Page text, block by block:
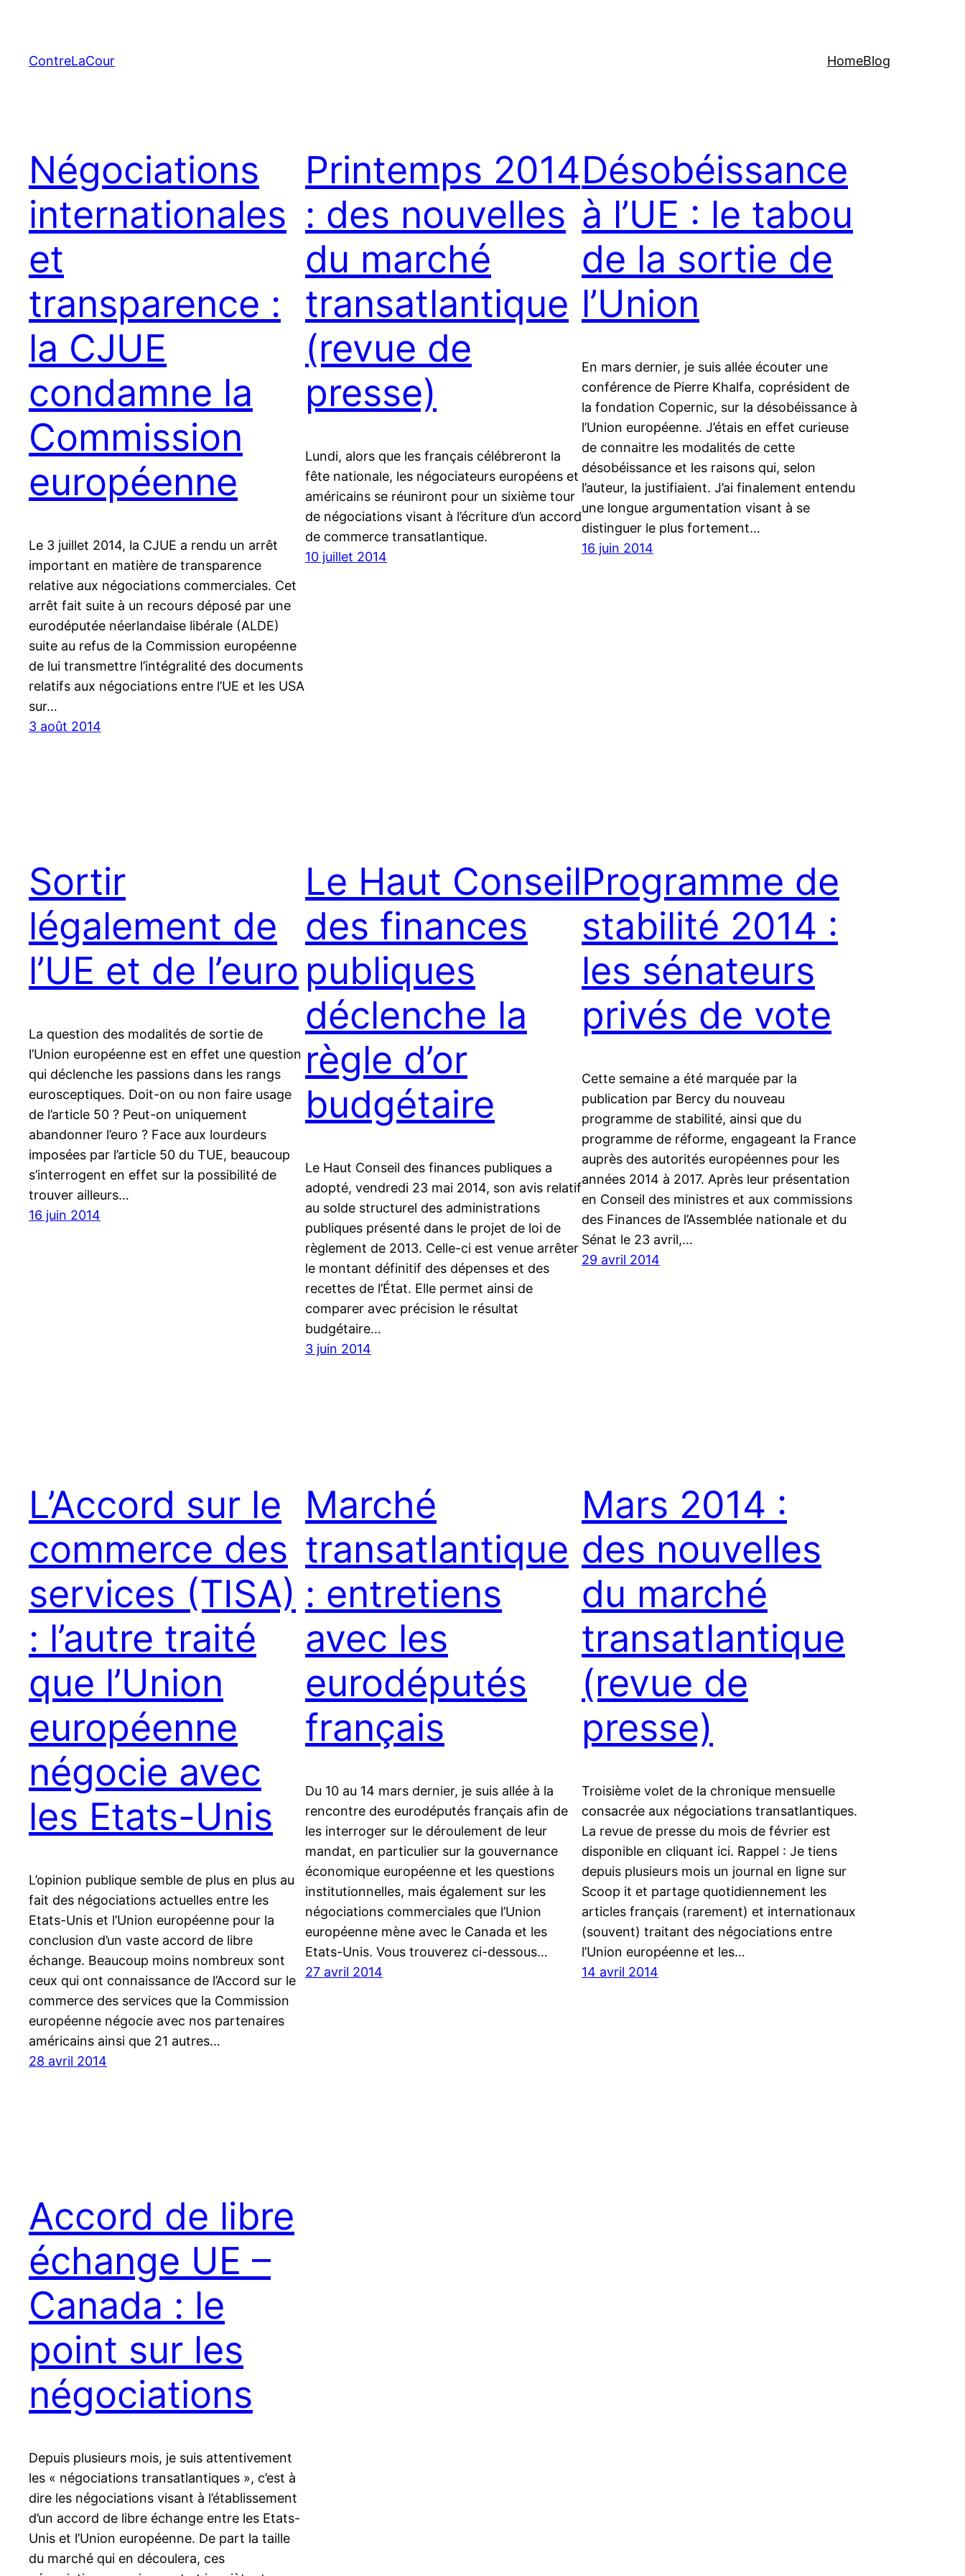
contenu
ContreLaCour HomeBlog
Négociations
internationales
et
transparence :
la CJUE
condamne la
Commission
européenne
Le 3 juillet 2014, la CJUE a rendu un arrêt
important en matière de transparence
relative aux négociations commerciales. Cet
arrêt fait suite à un recours déposé par une
eurodéputée néerlandaise libérale (ALDE)
suite au refus de la Commission européenne
de lui transmettre l’intégralité des documents
relatifs aux négociations entre l’UE et les USA
sur…
3 août 2014
Printemps 2014
: des nouvelles
du marché
transatlantique
(revue de
presse)
Lundi, alors que les français célébreront la
fête nationale, les négociateurs européens et
américains se réuniront pour un sixième tour
de négociations visant à l’écriture d’un accord
de commerce transatlantique.
10 juillet 2014
Désobéissance
à l’UE : le tabou
de la sortie de
l’Union
En mars dernier, je suis allée écouter une
conférence de Pierre Khalfa, coprésident de
la fondation Copernic, sur la désobéissance à
l’Union européenne. J’étais en effet curieuse
de connaitre les modalités de cette
désobéissance et les raisons qui, selon
l’auteur, la justifiaient. J’ai finalement entendu
une longue argumentation visant à se
distinguer le plus fortement…
16 juin 2014
Sortir
légalement de
l’UE et de l’euro
La question des modalités de sortie de
l’Union européenne est en effet une question
qui déclenche les passions dans les rangs
eurosceptiques. Doit-on ou non faire usage
de l’article 50 ? Peut-on uniquement
abandonner l’euro ? Face aux lourdeurs
imposées par l’article 50 du TUE, beaucoup
s’interrogent en effet sur la possibilité de
trouver ailleurs…
16 juin 2014
Le Haut Conseil
des finances
publiques
déclenche la
règle d’or
budgétaire
Le Haut Conseil des finances publiques a
adopté, vendredi 23 mai 2014, son avis relatif
au solde structurel des administrations
publiques présenté dans le projet de loi de
règlement de 2013. Celle-ci est venue arrêter
le montant définitif des dépenses et des
recettes de l’État. Elle permet ainsi de
comparer avec précision le résultat
budgétaire…
3 juin 2014
Programme de
stabilité 2014 :
les sénateurs
privés de vote
Cette semaine a été marquée par la
publication par Bercy du nouveau
programme de stabilité, ainsi que du
programme de réforme, engageant la France
auprès des autorités européennes pour les
années 2014 à 2017. Après leur présentation
en Conseil des ministres et aux commissions
des Finances de l’Assemblée nationale et du
Sénat le 23 avril,…
29 avril 2014
L’Accord sur le
commerce des
services (TISA)
: l’autre traité
que l’Union
européenne
négocie avec
les Etats-Unis
L’opinion publique semble de plus en plus au
fait des négociations actuelles entre les
Etats-Unis et l’Union européenne pour la
conclusion d’un vaste accord de libre
échange. Beaucoup moins nombreux sont
ceux qui ont connaissance de l’Accord sur le
commerce des services que la Commission
européenne négocie avec nos partenaires
américains ainsi que 21 autres…
28 avril 2014
Marché
transatlantique
: entretiens
avec les
eurodéputés
français
Du 10 au 14 mars dernier, je suis allée à la
rencontre des eurodéputés français afin de
les interroger sur le déroulement de leur
mandat, en particulier sur la gouvernance
économique européenne et les questions
institutionnelles, mais également sur les
négociations commerciales que l’Union
européenne mène avec le Canada et les
Etats-Unis. Vous trouverez ci-dessous…
27 avril 2014
Mars 2014 :
des nouvelles
du marché
transatlantique
(revue de
presse)
Troisième volet de la chronique mensuelle
consacrée aux négociations transatlantiques.
La revue de presse du mois de février est
disponible en cliquant ici. Rappel : Je tiens
depuis plusieurs mois un journal en ligne sur
Scoop it et partage quotidiennement les
articles français (rarement) et internationaux
(souvent) traitant des négociations entre
l’Union européenne et les…
14 avril 2014
Accord de libre
échange UE –
Canada : le
point sur les
négociations
Depuis plusieurs mois, je suis attentivement
les « négociations transatlantiques », c’est à
dire les négociations visant à l’établissement
d’un accord de libre échange entre les Etats-
Unis et l’Union européenne. De part la taille
du marché qui en découlera, ces